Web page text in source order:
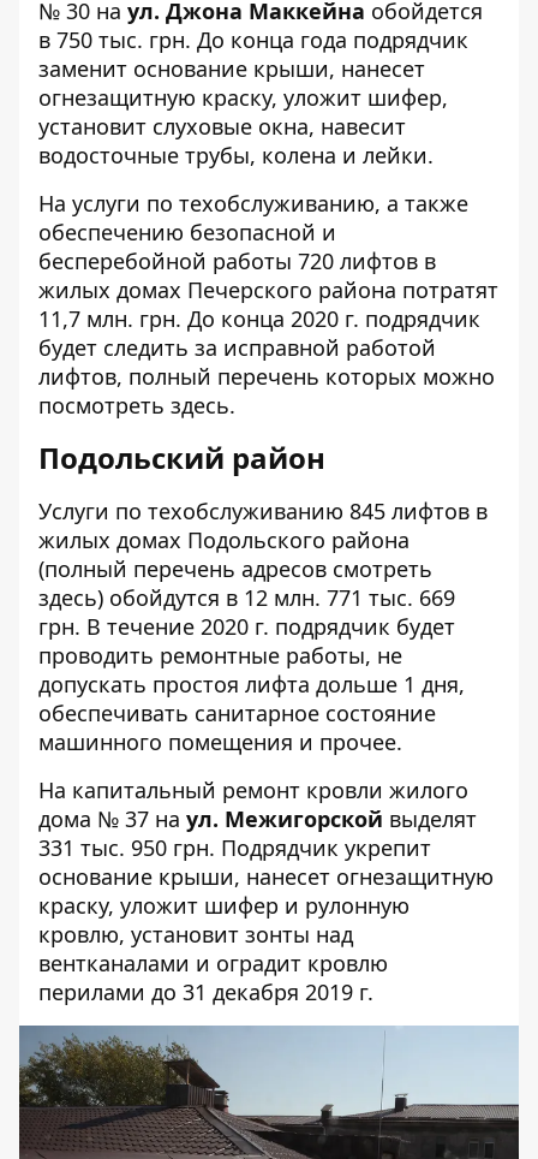
№ 30 на ул. Джона Маккейна обойдется
в 750 тыс. грн. До конца года подрядчик
заменит основание крыши, нанесет
огнезащитную краску, уложит шифер,
установит слуховые окна, навесит
водосточные трубы, колена и лейки.
На услуги по техобслуживанию, а также
обеспечению безопасной и
бесперебойной работы 720 лифтов в
жилых домах Печерского района потратят
11,7 млн. грн. До конца 2020 г. подрядчик
будет следить за исправной работой
лифтов, полный перечень которых можно
посмотреть здесь.
Подольский район
Услуги по техобслуживанию 845 лифтов в
жилых домах Подольского района
(полный перечень адресов смотреть
здесь) обойдутся в 12 млн. 771 тыс. 669
грн. В течение 2020 г. подрядчик будет
проводить ремонтные работы, не
допускать простоя лифта дольше 1 дня,
обеспечивать санитарное состояние
машинного помещения и прочее.
На капитальный ремонт кровли жилого
дома № 37 на ул. Межигорской выделят
331 тыс. 950 грн. Подрядчик укрепит
основание крыши, нанесет огнезащитную
краску, уложит шифер и рулонную
кровлю, установит зонты над
вентканалами и оградит кровлю
перилами до 31 декабря 2019 г.